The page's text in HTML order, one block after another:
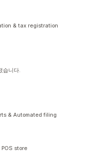
& tax registration
습니다.
& Automated filing
store